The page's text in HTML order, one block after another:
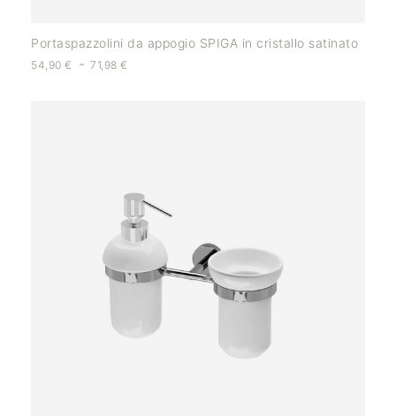
Portaspazzolini da appogio SPIGA in cristallo satinato
54,90 € - 71,98€